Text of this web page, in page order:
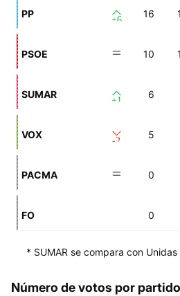
PP +6 16
PSOE 10
SUMAR +1 6
VOX -2 5
PACMA 0
FO 0
* SUMAR se compara con
Número de votos por partido